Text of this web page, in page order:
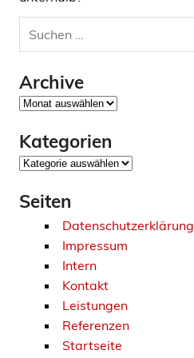
Archive
Archive
Kategorien
Kategorien
Seiten
Datenschutzerklärung
Impressum
Intern
Kontakt
Leistungen
Referenzen
Startseite